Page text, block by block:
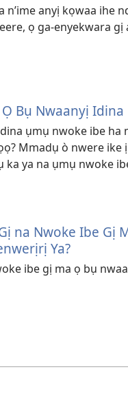
anyị kọwaa ihe
ọ ga-enyekwara gị
Bụ Nwaanyị Idina
ụmụ nwoke ibe ha
Mmadụ ò nwere ike
ka ya na ụmụ nwoke
na Nwoke Ibe Gị
Ya?
ibe gị ma ọ bụ